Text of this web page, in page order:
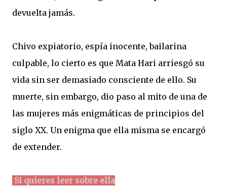
devuelta jamás.
Chivo expiatorio, espía inocente, bailarina
culpable, lo cierto es que Mata Hari arriesgó su
vida sin ser demasiado consciente de ello. Su
muerte, sin embargo, dio paso al mito de una de
las mujeres más enigmáticas de principios del
siglo XX. Un enigma que ella misma se encargó
de extender.
Si quieres leer sobre ella